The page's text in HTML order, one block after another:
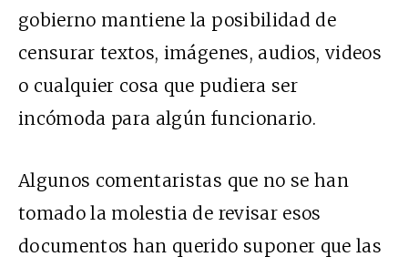
gobierno mantiene la posibilidad de
censurar textos, imágenes, audios, videos
o cualquier cosa que pudiera ser
incómoda para algún funcionario.
Algunos comentaristas que no se han
tomado la molestia de revisar esos
documentos han querido suponer que las